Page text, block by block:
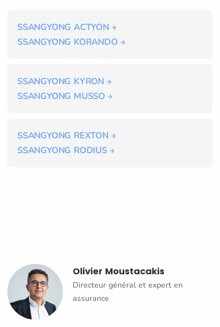
SSANGYONG ACTYON
SSANGYONG KORANDO
SSANGYONG KYRON
SSANGYONG MUSSO
SSANGYONG REXTON
SSANGYONG RODIUS
Olivier Moustacakis
Directeur général et expert en
assurance